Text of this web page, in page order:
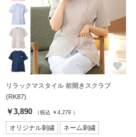
favorite
リラックマスタイル 前開きスクラブ
(RK87)
￥3,890 （税込 ￥4,279 ）
オリジナル刺繍 ネーム刺繍